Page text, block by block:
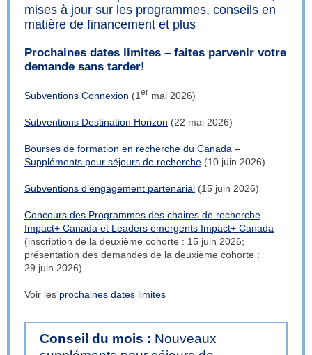
mises à jour sur les programmes, conseils en
matière de financement et plus
Prochaines dates limites – faites parvenir votre
demande sans tarder!
Subventions Connexion (1er mai 2026)
Subventions Destination Horizon (22 mai 2026)
Bourses de formation en recherche du Canada ‒
Suppléments pour séjours de recherche (10 juin 2026)
Subventions d’engagement partenarial (15 juin 2026)
Concours des Programmes des chaires de recherche
Impact+ Canada et Leaders émergents Impact+ Canada
(inscription de la deuxième cohorte : 15 juin 2026;
présentation des demandes de la deuxième cohorte :
29 juin 2026)
Voir les prochaines dates limites
Conseil du mois : Nouveaux